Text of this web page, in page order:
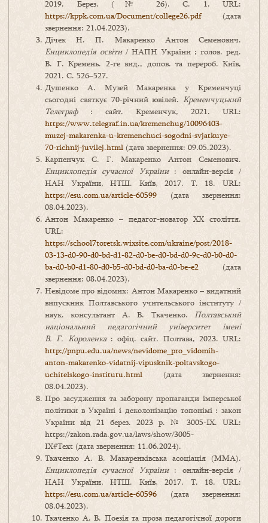
2019. Берез. (№ 26). С. 1. URL:
https://kppk.com.ua/Document/college26.pdf(дата
звернення: 21.04.2023).
Дічек Н. П. Макаренко Антон Семенович.
Енциклопедія освіти/ НАПН України ; голов. ред.
В. Г. Кремень. 2-ге вид., допов. та перероб. Київ,
2021. С. 526–527.
Душенко А. Музей Макаренка у Кременчуці
сьогодні святкує 70‑річний ювілей. Кременчуцький
Телеграф: сайт. Кременчук, 2021. URL:
https://www.telegraf.in.ua/kremenchug/10096403-
muzej-makarenka-u-kremenchuci-sogodni-svjatkuye-
70-richnij-juvilej.html (дата звернення: 09.05.2023).
Карпенчук С. Г. Макаренко Антон Семенович.
Енциклопедія сучасної України: онлайн-версія /
НАН України, НТШ. Київ, 2017. Т. 18. URL:
https://esu.com.ua/article-60599 (дата звернення:
08.04.2023).
Антон Макаренко – педагог-новатор ХХ століття.
URL:
https://school7toretsk.wixsite.com/ukraine/post/2018-
03-13-d0-90-d0-bd-d1-82-d0-be-d0-bd-d0-9c-d0-b0-d0-
ba-d0-b0-d1-80-d0-b5-d0-bd-d0-ba-d0-be-e2 (дата
звернення: 08.04.2023).
Невідоме про відомих: Антон Макаренко – видатний
випускник Полтавського учительського інституту /
наук. консультант А. В. Ткаченко. Полтавський
національний педагогічний університет імені
В. Г. Короленка : офіц. сайт. Полтава, 2023. URL:
http://pnpu.edu.ua/news/nevidome_pro_vidomih-
anton-makarenko-vidatnij-vipusknik-poltavskogo-
uchitelskogo-institutu.html (дата звернення:
08.04.2023).
Про засудження та заборону пропаганди імперської
політики в Україні і деколонізацію топонімі : закон
України від 21 берез. 2023 р. № 3005-IX. URL:
https://zakon.rada.gov.ua/laws/show/3005-
IX#Text (дата звернення: 11.06.2024).
Ткаченко А. В. Макаренківська асоціація (ММА).
Енциклопедія сучасної України: онлайн-версія /
НАН України, НТШ. Київ, 2017. Т. 18. URL:
https://esu.com.ua/article-60596 (дата звернення:
08.04.2023).
Ткаченко А. В. Поезія та проза педагогічної дороги